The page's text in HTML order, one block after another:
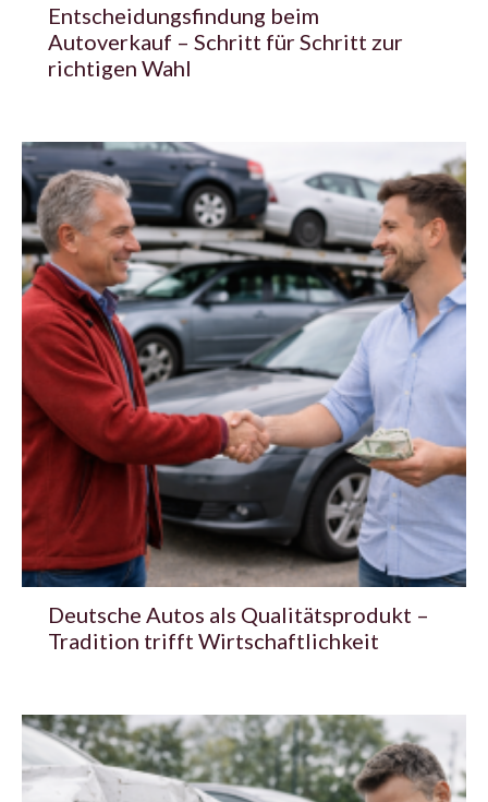
Entscheidungsfindung beim
Autoverkauf – Schritt für Schritt zur
richtigen Wahl
Deutsche Autos als Qualitätsprodukt –
Tradition trifft Wirtschaftlichkeit